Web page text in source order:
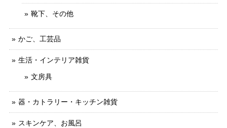
靴下、その他
かご、工芸品
生活・インテリア雑貨
文房具
器・カトラリー・キッチン雑貨
スキンケア、お風呂